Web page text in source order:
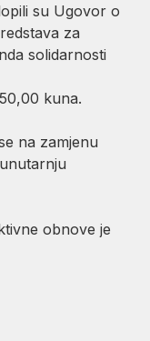
su Ugovor o
za
solidarnosti
kuna.
na zamjenu
obnove je